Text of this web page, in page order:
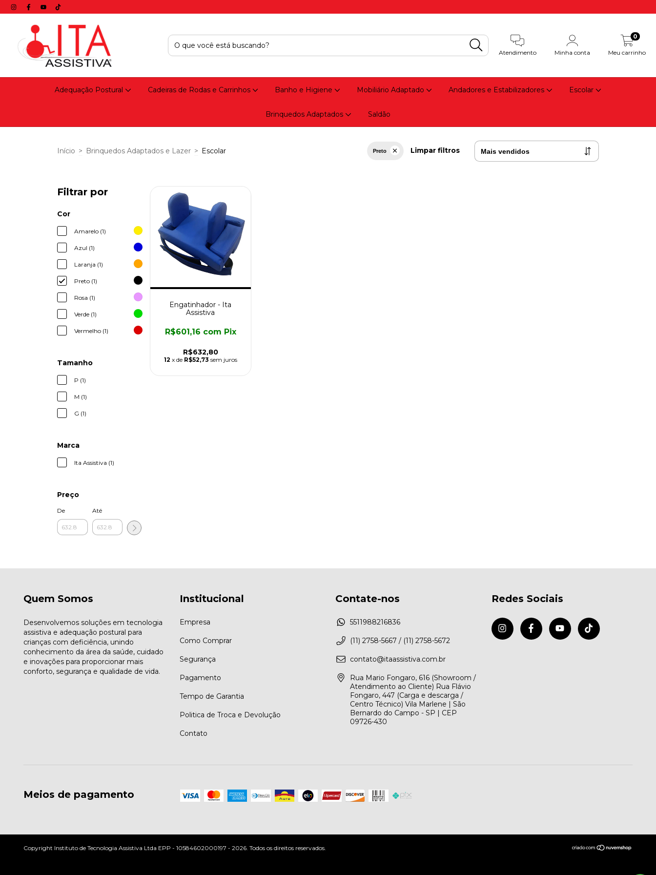
Atendimento Minha conta Meu carrinho
0
Adequação Postural Cadeiras de Rodas e Carrinhos Banho e Higiene Mobiliário Adaptado Andadores e Estabilizadores Escolar
Brinquedos Adaptados Saldão
Início > Brinquedos Adaptados e Lazer > Escolar Preto Limpar filtros
Filtrar por
Cor
Amarelo (1)
Azul (1)
Laranja (1)
Preto (1)
Rosa (1)
Verde (1)
Vermelho (1)
Tamanho
P (1)
M (1)
G (1)
Marca
Ita Assistiva (1)
Preço
De Até
Engatinhador - Ita
Assistiva
R$632,80
R$601,16 com Pix
12 x de R$52,73 sem juros
Quem Somos
Desenvolvemos soluções em tecnologia
assistiva e adequação postural para
crianças com deficiência, unindo
conhecimento da área da saúde, cuidado
e inovações para proporcionar mais
conforto, segurança e qualidade de vida.
Institucional
Empresa
Como Comprar
Segurança
Pagamento
Tempo de Garantia
Politica de Troca e Devolução
Contato
Contate-nos
5511988216836
(11) 2758-5667 / (11) 2758-5672
contato@itaassistiva.com.br
Rua Mario Fongaro, 616 (Showroom /
Atendimento ao Cliente) Rua Flávio
Fongaro, 447 (Carga e descarga /
Centro Técnico) Vila Marlene | São
Bernardo do Campo - SP | CEP
09726-430
Redes Sociais
Meios de pagamento
Copyright Instituto de Tecnologia Assistiva Ltda EPP - 10584602000197 - 2026. Todos os direitos reservados.